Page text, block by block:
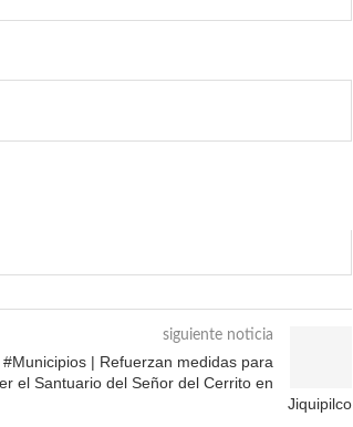
siguiente noticia
#Municipios | Refuerzan medidas para
el Santuario del Señor del Cerrito en
Jiquipilco